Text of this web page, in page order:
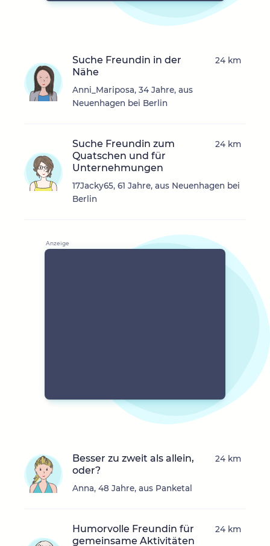
Suche Freundin in der
Nähe
Anni_Mariposa, 34 Jahre, aus
Neuenhagen bei Berlin
24 km
Suche Freundin zum
Quatschen und für
Unternehmungen
17Jacky65, 61 Jahre, aus Neuenhagen bei
Berlin
24 km
Besser zu zweit als allein,
oder?
Anna, 48 Jahre, aus Panketal
24 km
Humorvolle Freundin für
gemeinsame Aktivitäten
24 km